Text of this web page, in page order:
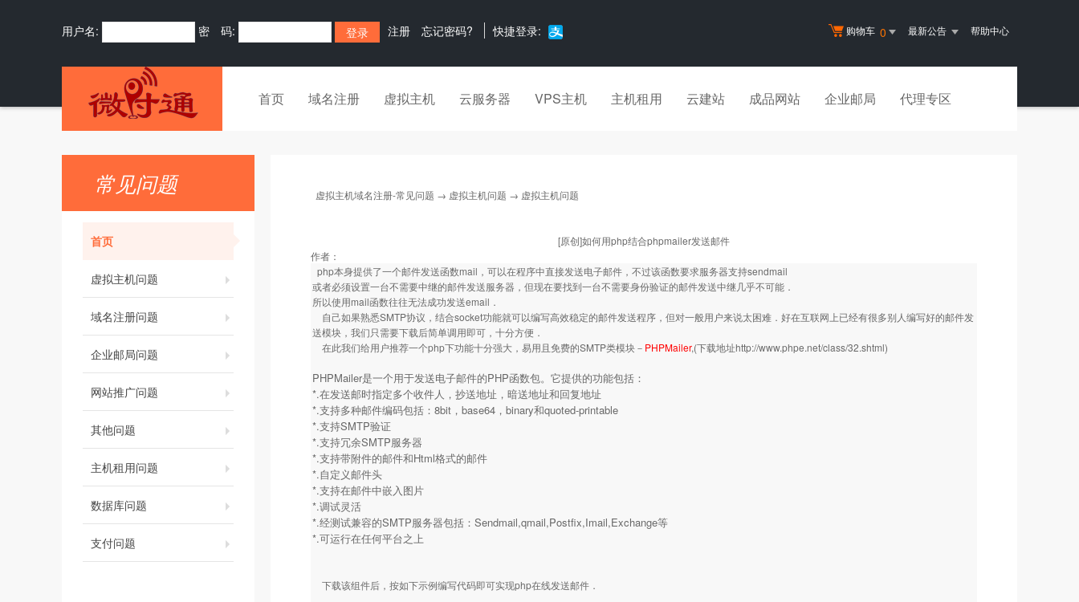
购物车 0 最新公告 帮助中心
用户名: 密 码: 注册 忘记密码? 快捷登录:
首页 域名注册 虚拟主机 云服务器 VPS主机 主机租用 云建站 成品网站 企业邮局 代理专区
常见问题
首页
虚拟主机问题
域名注册问题
企业邮局问题
网站推广问题
其他问题
主机租用问题
数据库问题
支付问题
虚拟主机域名注册-常见问题 → 虚拟主机问题 → 虚拟主机问题
[原创]如何用php结合phpmailer发送邮件
作者：
php本身提供了一个邮件发送函数mail，可以在程序中直接发送电子邮件，不过该函数要求服务器支持sendmail
或者必须设置一台不需要中继的邮件发送服务器，但现在要找到一台不需要身份验证的邮件发送中继几乎不可能．
所以使用mail函数往往无法成功发送email．
自己如果熟悉SMTP协议，结合socket功能就可以编写高效稳定的邮件发送程序，但对一般用户来说太困难．好在互联网上已经有很多别人编写好的邮件发
送模块，我们只需要下载后简单调用即可，十分方便．
在此我们给用户推荐一个php下功能十分强大，易用且免费的SMTP类模块－ PHPMailer,(下载地址http://www.phpe.net/class/32.shtml)
PHPMailer是一个用于发送电子邮件的PHP函数包。它提供的功能包括：
*.在发送邮时指定多个收件人，抄送地址，暗送地址和回复地址
*.支持多种邮件编码包括：8bit，base64，binary和quoted-printable
*.支持SMTP验证
*.支持冗余SMTP服务器
*.支持带附件的邮件和Html格式的邮件
*.自定义邮件头
*.支持在邮件中嵌入图片
*.调试灵活
*.经测试兼容的SMTP服务器包括： Sendmail,qmail,Postfix,Imail,Exchange等
*.可运行在任何平台之上
下载该组件后，按如下示例编写代码即可实现php在线发送邮件．